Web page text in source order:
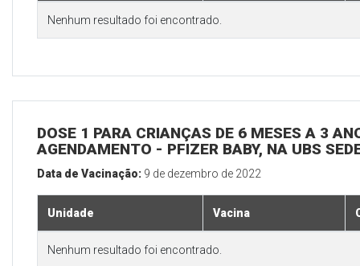
Nenhum resultado foi encontrado.
DOSE 1 PARA CRIANÇAS DE 6 MESES A 3
AGENDAMENTO - PFIZER BABY, NA UBS
Data de Vacinação: 9 de dezembro de 2022
Unidade Vacina
Nenhum resultado foi encontrado.